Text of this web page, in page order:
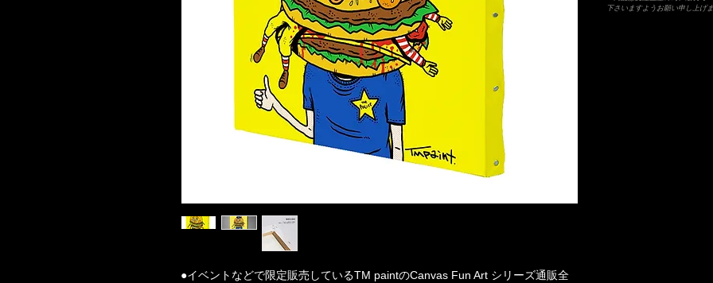
●イベントなどで限定販売しているTM paintのCanvas Fun Art シリーズ通販全
下さいますようお願い申し上げ